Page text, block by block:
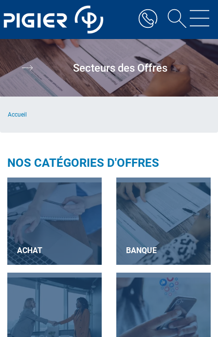
au
contenu
Secteurs des Offres
Accueil
NOS CATÉGORIES D'OFFRES
ACHAT BANQUE